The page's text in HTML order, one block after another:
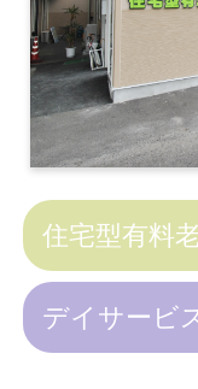
住宅型有料
デイサービ